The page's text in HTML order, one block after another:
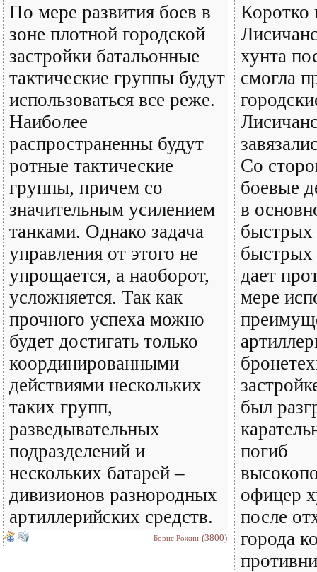
По мере развития боев в
зоне плотной городской
застройки батальонные
тактические группы будут
использоваться все реже.
Наиболее
распространенны будут
ротные тактические
группы, причем со
значительным усилением
танками. Однако задача
управления от этого не
упрощается, а наоборот,
усложняется. Так как
прочного успеха можно
будет достигать только
координированными
действиями нескольких
таких групп,
разведывательных
подразделений и
нескольких батарей –
дивизионов разнородных
артиллерийских средств.
Борис Рожин (3800)
Коротко
хунта
смогла
Со
боевые
в
быстрых
быстрых
дает
мере
был
погиб
офицер
после
города